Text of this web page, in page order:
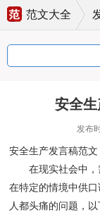
范文大全
安全生
发布
安全生产发言稿范文
在现实社会中，
在特定的情境中供
人都头痛的问题，